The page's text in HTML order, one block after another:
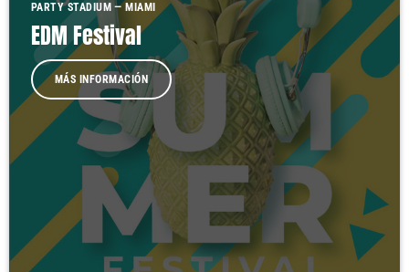
PARTY STADIUM — MIAMI
EDM Festival
MÁS INFORMACIÓN